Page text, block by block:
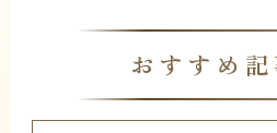
おすすめ